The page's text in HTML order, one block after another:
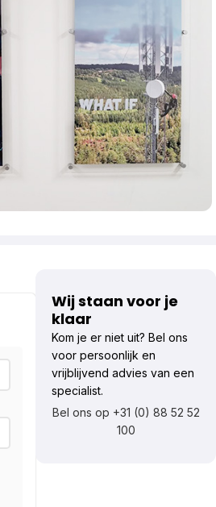
Wij staan voor je
klaar
Kom je er niet uit? Bel ons
voor persoonlijk en
vrijblijvend advies van een
specialist.
Bel ons op +31 (0) 88 52 52
100